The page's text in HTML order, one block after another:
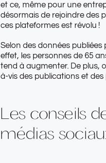
et ce, même pour une
désormais de rejoindre des
ces plateformes est révolu !
Selon des données publiées
effet, les personnes de 65
tend à augmenter. De plus,
à-vis des publications et
Les conseils
médias